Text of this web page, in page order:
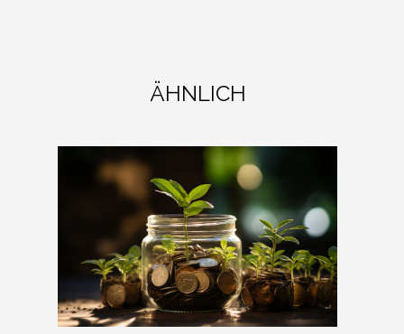
ÄHNLICH